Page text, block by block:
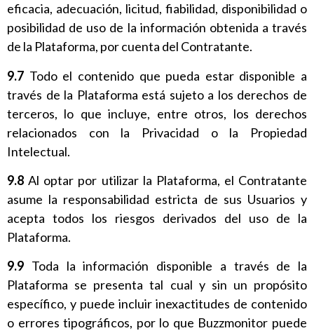
eficacia, adecuación, licitud, fiabilidad, disponibilidad o
posibilidad de uso de la información obtenida a través
de la Plataforma, por cuenta del Contratante.
9.7 Todo el contenido que pueda estar disponible a
través de la Plataforma está sujeto a los derechos de
terceros, lo que incluye, entre otros, los derechos
relacionados con la Privacidad o la Propiedad
Intelectual.
9.8Al optar por utilizar la Plataforma, el Contratante
asume la responsabilidad estricta de sus Usuarios y
acepta todos los riesgos derivados del uso de la
Plataforma.
9.9 Toda la información disponible a través de la
Plataforma se presenta tal cual y sin un propósito
específico, y puede incluir inexactitudes de contenido
o errores tipográficos, por lo que Buzzmonitor puede